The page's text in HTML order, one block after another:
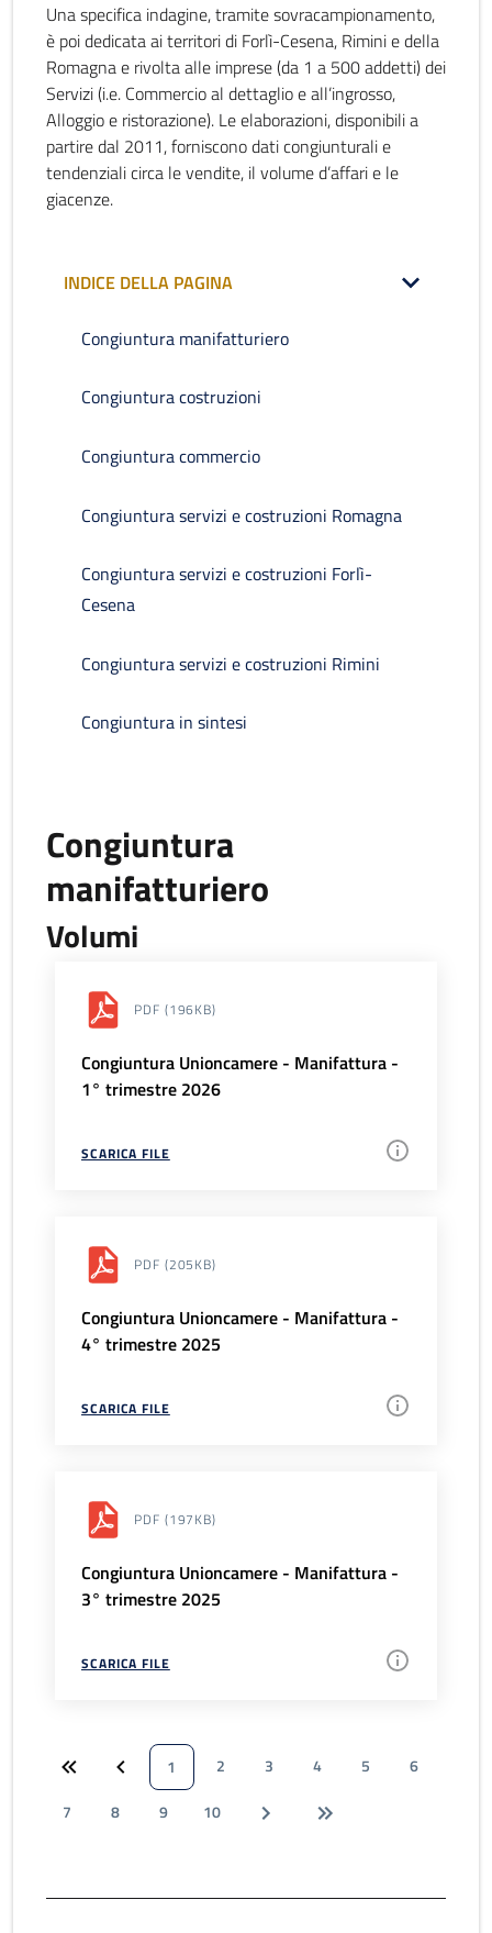
Una specifica indagine, tramite sovracampionamento,
è poi dedicata ai territori di Forlì-Cesena, Rimini e della
Romagna e rivolta alle imprese (da 1 a 500 addetti) dei
Servizi (i.e. Commercio al dettaglio e all’ingrosso,
Alloggio e ristorazione). Le elaborazioni, disponibili a
partire dal 2011, forniscono dati congiunturali e
tendenziali circa le vendite, il volume d’affari e le
giacenze.
INDICE DELLA PAGINA
Congiuntura manifatturiero
Congiuntura costruzioni
Congiuntura commercio
Congiuntura servizi e costruzioni Romagna
Congiuntura servizi e costruzioni Forlì-
Cesena
Congiuntura servizi e costruzioni Rimini
Congiuntura in sintesi
Congiuntura
manifatturiero
Volumi
PDF (196KB)
Congiuntura Unioncamere - Manifattura -
1° trimestre 2026
SCARICA FILE
PDF (205KB)
Congiuntura Unioncamere - Manifattura -
4° trimestre 2025
SCARICA FILE
PDF (197KB)
Congiuntura Unioncamere - Manifattura -
3° trimestre 2025
SCARICA FILE
1 2 3 4 5
6
7
8 9 10